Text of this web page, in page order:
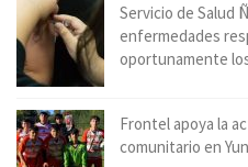
Servicio de Salud
enfermedades
oportunamente
Frontel apoya la
comunitario en